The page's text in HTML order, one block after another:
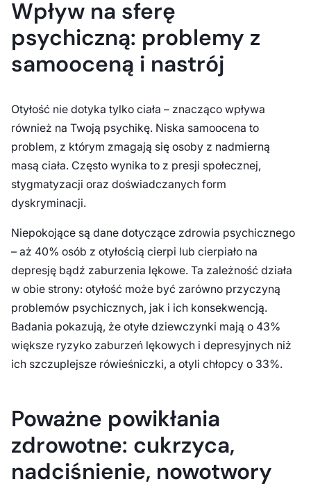
Wpływ na sferę
psychiczną: problemy z
samooceną i nastrój
Otyłość nie dotyka tylko ciała – znacząco wpływa
również na Twoją psychikę. Niska samoocena to
problem, z którym zmagają się osoby z nadmierną
masą ciała. Często wynika to z presji społecznej,
stygmatyzacji oraz doświadczanych form
dyskryminacji.
Niepokojące są dane dotyczące zdrowia psychicznego
– aż 40% osób z otyłością cierpi lub cierpiało na
depresję bądź zaburzenia lękowe. Ta zależność działa
w obie strony: otyłość może być zarówno przyczyną
problemów psychicznych, jak i ich konsekwencją.
Badania pokazują, że otyłe dziewczynki mają o 43%
większe ryzyko zaburzeń lękowych i depresyjnych niż
ich szczuplejsze rówieśniczki, a otyli chłopcy o 33%.
Poważne powikłania
zdrowotne: cukrzyca,
nadciśnienie, nowotwory